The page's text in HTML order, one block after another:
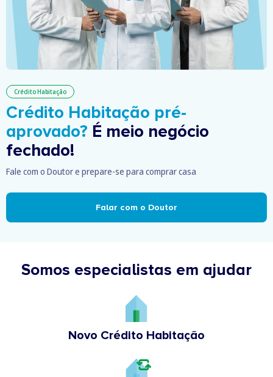
Crédito Habitação
Crédito Habitação pré-
aprovado? É meio negócio
fechado!
Fale com o Doutor e prepare-se para comprar casa
Falar com o Doutor
Somos especialistas em ajudar
Novo Crédito Habitação